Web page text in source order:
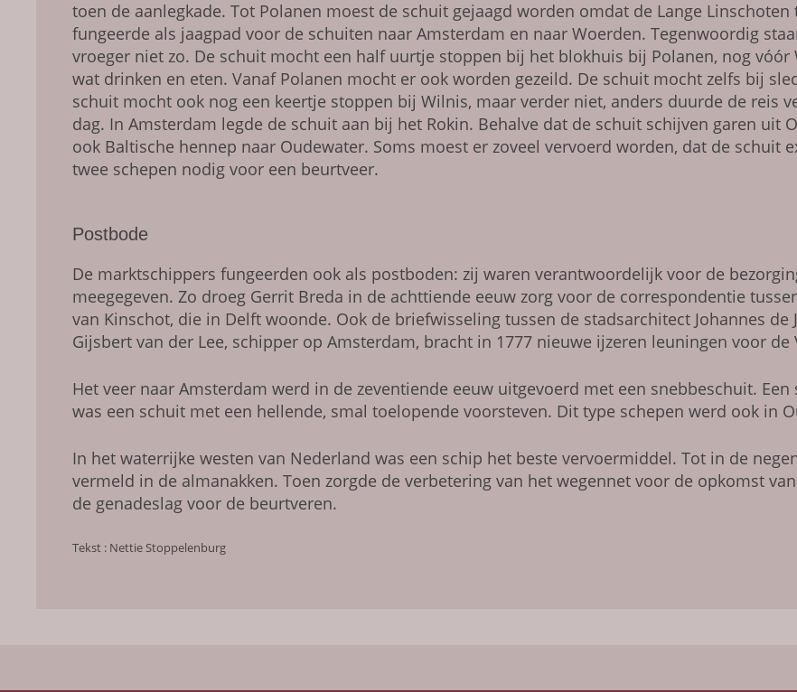
toen de aanlegkade. Tot Polanen moest de schuit gejaagd worden omdat de Lange
fungeerde als jaagpad voor de schuiten naar Amsterdam en naar Woerden. Tegenwoordig
vroeger niet zo. De schuit mocht een half uurtje stoppen bij het blokhuis bij Polanen, nog vóór
wat drinken en eten. Vanaf Polanen mocht er ook worden gezeild. De schuit mocht zelfs bij
schuit mocht ook nog een keertje stoppen bij Wilnis, maar verder niet, anders duurde de reis
dag. In Amsterdam legde de schuit aan bij het Rokin. Behalve dat de schuit schijven garen uit
ook Baltische hennep naar Oudewater. Soms moest er zoveel vervoerd worden, dat de schuit
twee schepen nodig voor een beurtveer.
Postbode
De marktschippers fungeerden ook als postboden: zij waren verantwoordelijk voor de
meegegeven. Zo droeg Gerrit Breda in de achttiende eeuw zorg voor de correspondentie
van Kinschot, die in Delft woonde. Ook de briefwisseling tussen de stadsarchitect Johannes de
Gijsbert van der Lee, schipper op Amsterdam, bracht in 1777 nieuwe ijzeren leuningen voor de
Het veer naar Amsterdam werd in de zeventiende eeuw uitgevoerd met een snebbeschuit.
was een schuit met een hellende, smal toelopende voorsteven. Dit type schepen werd ook in
In het waterrijke westen van Nederland was een schip het beste vervoermiddel. Tot in de
vermeld in de almanakken. Toen zorgde de verbetering van het wegennet voor de opkomst
de genadeslag voor de beurtveren.
Tekst : Nettie Stoppelenburg